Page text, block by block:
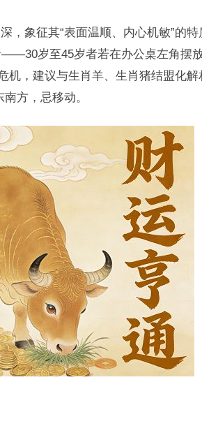
，象征其“表面温顺、内心机敏”的
——30岁至45岁者若在办公桌左角摆
机，建议与生肖羊、生肖猪结盟化解
方，忌移动。